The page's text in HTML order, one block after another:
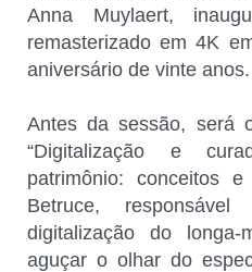
Anna Muylaert,
remasterizado em 4K
aniversário de vinte anos.
Antes da sessão, será
“Digitalização e
patrimônio: conceitos
Betruce,
digitalização do
aguçar o olhar do